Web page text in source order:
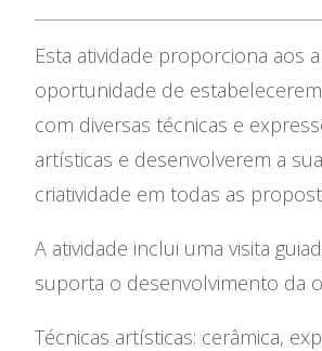
Atividades
Oficinas para grupos
Há Escolas no Parque
Bilhetes Conjuntos
Visitas
Gestual
Oficina de
Há
Exposições
Publicações
Informações
Agenda
Contactos
Esta atividade proporciona aos
oportunidade de
com diversas técnicas e
artísticas e desenvolverem a sua
criatividade em todas as
A atividade inclui uma visita
suporta o desenvolvimento da
Técnicas artísticas: cerâmica,